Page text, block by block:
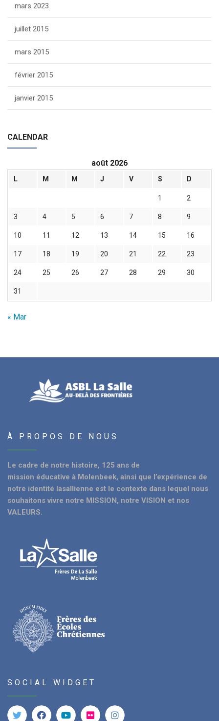
mars 2023
juillet 2015
mars 2015
février 2015
janvier 2015
CALENDAR
août 2026
L M M J V S D
1 2
3 4 5 6 7 8 9
10 11 12 13 14 15 16
17 18 19 20 21 22 23
24 25 26 27 28 29 30
31
« Mar
À PROPOS DE NOUS
Le cadre de notre histoire, 125 ans de
mission éducative à Molenbeek, ainsi que l’expérience de
notre identité lasallienne est le contexte dans lequel nous
souhaitons vivre notre MISSION, notre VISION et nos
VALEURS.
SOCIAL WIDGET